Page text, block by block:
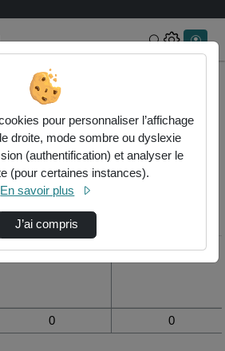
Rechercher
de la vidéo
: licence pro
Vue de la journée Vue du mois
Pro Médiatic
0 0
pour personnaliser l’affichage
droite, mode sombre ou dyslexie
(authentification) et analyser le
(pour certaines instances).
En savoir plus
J’ai compris